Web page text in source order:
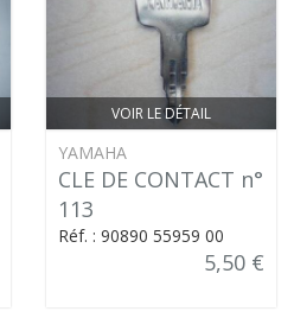
VOIR LE DÉTAIL
YAMAHA
CLE DE CONTACT n°
113
Réf. : 90890 55959 00
5,50 €